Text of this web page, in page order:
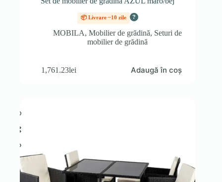
📦 Livrare ~10 zile ?
MOBILA,Mobilier de grădină, Seturi de
mobilier de grădină
1,761.23lei Adaugă în coș